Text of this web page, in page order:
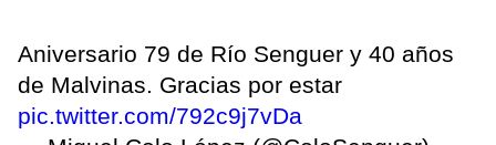
Aniversario 79 de Río Senguer y 40 años
de Malvinas. Gracias por estar
pic.twitter.com/792c9j7vDa